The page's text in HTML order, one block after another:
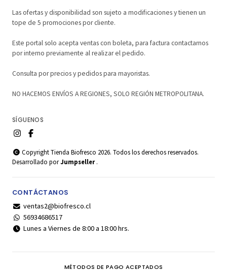
Las ofertas y disponibilidad son sujeto a modificaciones y tienen un
tope de 5 promociones por cliente.
Este portal solo acepta ventas con boleta, para factura contactarnos
por interno previamente al realizar el pedido.
Consulta por precios y pedidos para mayoristas.
NO HACEMOS ENVÍOS A REGIONES, SOLO REGIÓN METROPOLITANA.
SÍGUENOS
Copyright Tienda Biofresco 2026. Todos los derechos reservados.
Desarrollado porJumpseller .
CONTÁCTANOS
ventas2@biofresco.cl
56934686517
Lunes a Viernes de 8:00 a 18:00 hrs.
MÉTODOS DE PAGO ACEPTADOS